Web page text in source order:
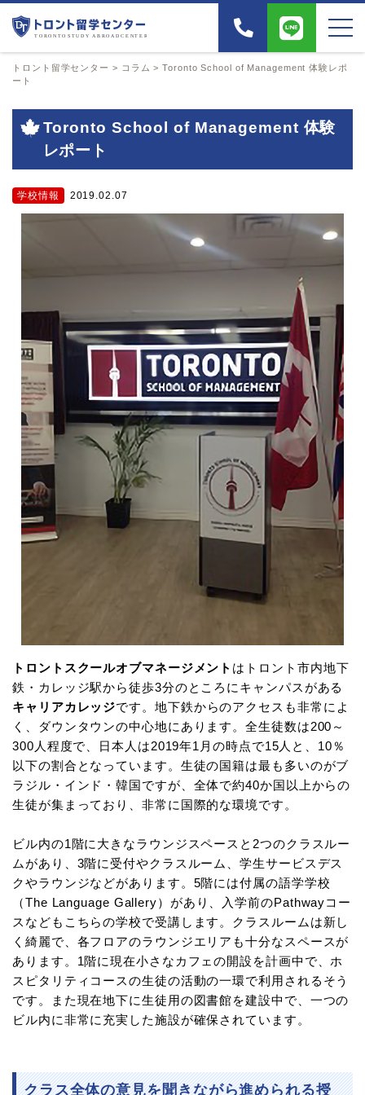
トロント留学センター > コラム >Toronto School of Management 体験レポ
ート
Toronto School of Management 体験
レポート
学校情報 2019.02.07
トロントスクールオブマネージメント はトロント市内地下
鉄・カレッジ駅から徒歩3分のところにキャンパスがある
キャリアカレッジです。地下鉄からのアクセスも非常によ
く、ダウンタウンの中心地にあります。全生徒数は200～
300人程度で、日本人は2019年1月の時点で15人と、10％
以下の割合となっています。生徒の国籍は最も多いのがブ
ラジル・インド・韓国ですが、全体で約40か国以上からの
生徒が集まっており、非常に国際的な環境です。
ビル内の1階に大きなラウンジスペースと2つのクラスルー
ムがあり、3階に受付やクラスルーム、学生サービスデス
クやラウンジなどがあります。5階には付属の語学学校
（The Language Gallery）があり、入学前のPathwayコー
スなどもこちらの学校で受講します。クラスルームは新し
く綺麗で、各フロアのラウンジエリアも十分なスペースが
あります。1階に現在小さなカフェの開設を計画中で、ホ
スピタリティコースの生徒の活動の一環で利用されるそう
です。また現在地下に生徒用の図書館を建設中で、一つの
ビル内に非常に充実した施設が確保されています。
クラス全体の意見を聞きながら進められる授